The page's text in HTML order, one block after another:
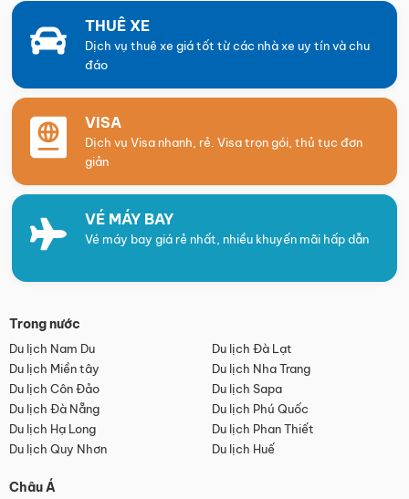
THUÊ XE
Dịch vụ thuê xe giá tốt từ các nhà xe uy tín và chu
đáo
VISA
Dịch vụ Visa nhanh, rẻ. Visa trọn gói, thủ tục đơn
giản
VÉ MÁY BAY
Vé máy bay giá rẻ nhất, nhiều khuyến mãi hấp dẫn
Trong nước
Du lịch Nam Du
Du lịch Đà Lạt
Du lịch Miền tây
Du lịch Nha Trang
Du lịch Côn Đảo
Du lịch Sapa
Du lịch Đà Nẵng
Du lịch Phú Quốc
Du lịch Hạ Long
Du lịch Phan Thiết
Du lịch Quy Nhơn
Du lịch Huế
Châu Á